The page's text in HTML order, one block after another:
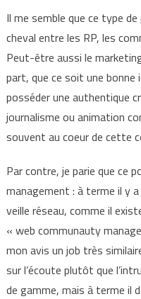
Il me semble que ce type
cheval entre les RP, les
Peut-être aussi le
part, que ce soit une bonne
posséder une authentique
journalisme ou animation
souvent au coeur de cette
Par contre, je parie que ce
management : à terme il y
veille réseau, comme il
« web communauty
mon avis un job très
sur l’écoute plutôt que
de gamme, mais à terme il